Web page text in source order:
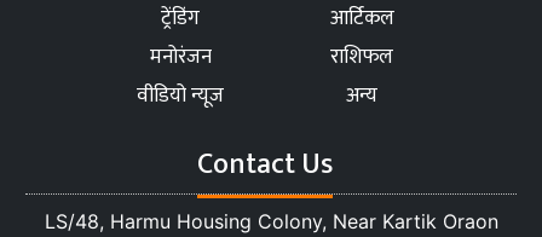
ट्रेंडिंग
आर्टिकल
मनोरंजन
राशिफल
वीडियो न्यूज
अन्य
Contact Us
LS/48, Harmu Housing Colony, Near Kartik Oraon